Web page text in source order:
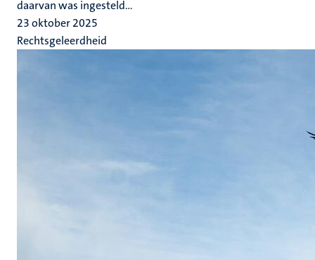
daarvan was ingesteld...
23 oktober 2025
Rechtsgeleerdheid